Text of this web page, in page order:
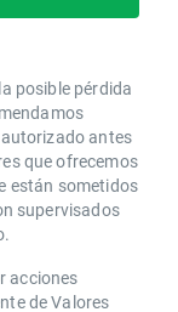
posible pérdida
antes
que ofrecemos
están sometidos
supervisados
acciones
de Valores